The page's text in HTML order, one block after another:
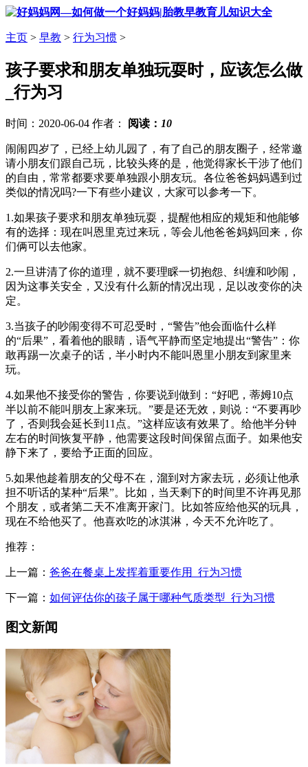
主页 > 早教 > 行为习惯 >
孩子要求和朋友单独玩耍时，应该怎么做
_行为习
时间：2020-06-04 作者： 阅读： 10
闹闹四岁了，已经上幼儿园了，有了自己的朋友圈子，经常邀
请小朋友们跟自己玩，比较头疼的是，他觉得家长干涉了他们
的自由，常常都要求要单独跟小朋友玩。各位爸爸妈妈遇到过
类似的情况吗?一下有些小建议，大家可以参考一下。
1.如果孩子要求和朋友单独玩耍，提醒他相应的规矩和他能够
有的选择：现在叫恩里克过来玩，等会儿他爸爸妈妈回来，你
们俩可以去他家。
2.一旦讲清了你的道理，就不要理睬一切抱怨、纠缠和吵闹，
因为这事关安全，又没有什么新的情况出现，足以改变你的决
定。
3.当孩子的吵闹变得不可忍受时，“警告”他会面临什么样
的“后果”，看着他的眼睛，语气平静而坚定地提出“警告”：你
敢再踢一次桌子的话，半小时内不能叫恩里小朋友到家里来
玩。
4.如果他不接受你的警告，你要说到做到：“好吧，蒂姆10点
半以前不能叫朋友上家来玩。”要是还无效，则说：“不要再吵
了，否则我会延长到11点。”这样应该有效果了。给他半分钟
左右的时间恢复平静，他需要这段时间保留点面子。如果他安
静下来了，要给予正面的回应。
5.如果他趁着朋友的父母不在，溜到对方家去玩，必须让他承
担不听话的某种“后果”。比如，当天剩下的时间里不许再见那
个朋友，或者第二天不准离开家门。比如答应给他买的玩具，
现在不给他买了。他喜欢吃的冰淇淋，今天不允许吃了。
推荐：
上一篇： 爸爸在餐桌上发挥着重要作用_行为习惯
下一篇： 如何评估你的孩子属于哪种气质类型_行为习惯
图文新闻